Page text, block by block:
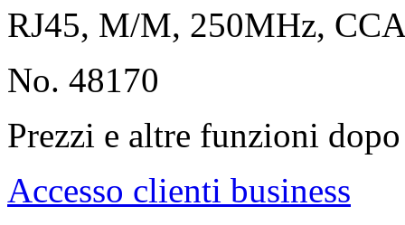
RJ45, M/M, 250MHz,
No. 48170
Prezzi e altre funzioni
Accesso clienti business